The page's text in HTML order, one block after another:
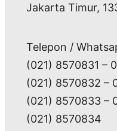
Jakarta Timur,
Telepon /
(021) 8570831 –
(021) 8570832 –
(021) 8570833 –
(021) 8570834